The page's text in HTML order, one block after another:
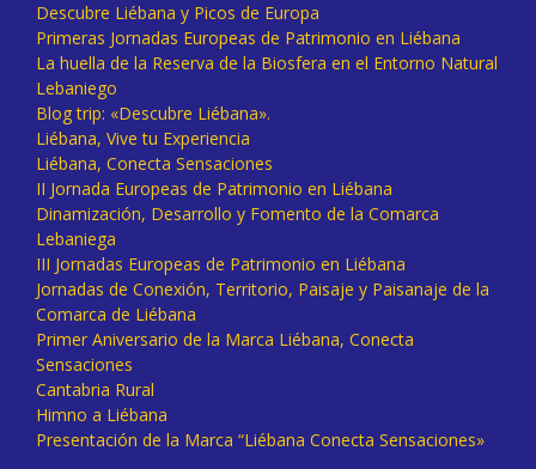
Descubre Liébana y Picos de Europa
Primeras Jornadas Europeas de Patrimonio en Liébana
La huella de la Reserva de la Biosfera en el Entorno Natural
Lebaniego
Blog trip: «Descubre Liébana».
Liébana, Vive tu Experiencia
Liébana, Conecta Sensaciones
II Jornada Europeas de Patrimonio en Liébana
Dinamización, Desarrollo y Fomento de la Comarca
Lebaniega
III Jornadas Europeas de Patrimonio en Liébana
Jornadas de Conexión, Territorio, Paisaje y Paisanaje de la
Comarca de Liébana
Primer Aniversario de la Marca Liébana, Conecta
Sensaciones
Cantabria Rural
Himno a Liébana
Presentación de la Marca “Liébana Conecta Sensaciones»